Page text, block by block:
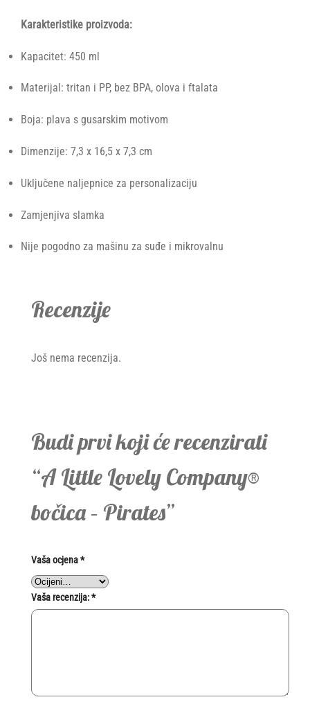
Karakteristike proizvoda:
Kapacitet: 450 ml
Materijal: tritan i PP, bez BPA, olova i ftalata
Boja: plava s gusarskim motivom
Dimenzije: 7,3 x 16,5 x 7,3 cm
Uključene naljepnice za personalizaciju
Zamjenjiva slamka
Nije pogodno za mašinu za suđe i mikrovalnu
Recenzije
Još nema recenzija.
Budi prvi koji će recenzirati
“A Little Lovely Company®
bočica – Pirates”
Vaša ocjena*
Vaša recenzija:*